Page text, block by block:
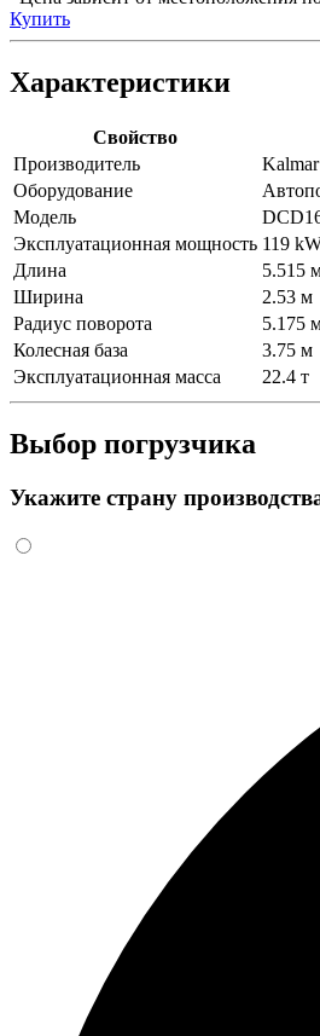
Купить
Характеристики
Свойство
Производитель
Kalmar
Оборудование
Модель
Эксплуатационная мощность 119
Длина
5.515
Ширина
2.53 м
Радиус поворота
5.175
Колесная база
3.75 м
Эксплуатационная масса
22.4 т
Выбор погрузчика
Укажите страну